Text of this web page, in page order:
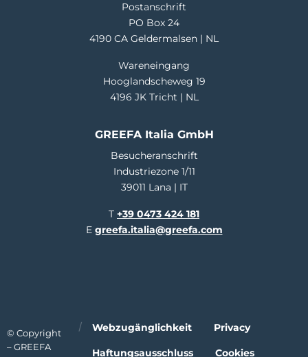
Postanschrift
PO Box 24
4190 CA Geldermalsen | NL
Wareneingang
Hooglandscheweg 19
4196 JK Tricht | NL
GREEFA Italia GmbH
Besucheranschrift
Industriezone 1/11
39011 Lana | IT
T +39 0473 424 181
E greefa.italia@greefa.com
© Copyright
– GREEFA
Webzugänglichkeit Privacy
Haftungsausschluss Cookies